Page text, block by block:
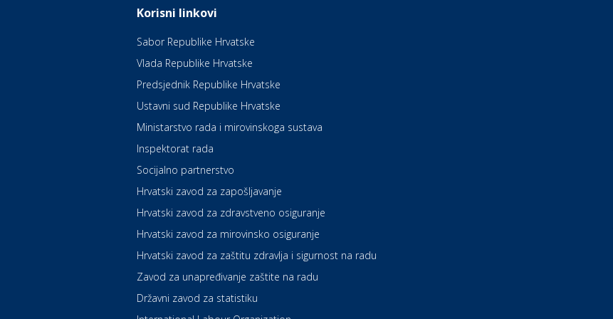
Korisni linkovi
Sabor Republike Hrvatske
Vlada Republike Hrvatske
Predsjednik Republike Hrvatske
Ustavni sud Republike Hrvatske
Ministarstvo rada i mirovinskoga sustava
Inspektorat rada
Socijalno partnerstvo
Hrvatski zavod za zapošljavanje
Hrvatski zavod za zdravstveno osiguranje
Hrvatski zavod za mirovinsko osiguranje
Hrvatski zavod za zaštitu zdravlja i sigurnost na radu
Zavod za unapređivanje zaštite na radu
Državni zavod za statistiku